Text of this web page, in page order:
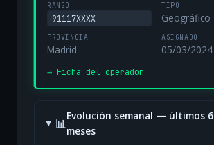
RANGO
91117XXXX
TIPO
Geográfico
PROVINCIA
Madrid
ASIGNADO
05/03/2024
→ Ficha del operador
📊
Evolución semanal — últimos 6
meses